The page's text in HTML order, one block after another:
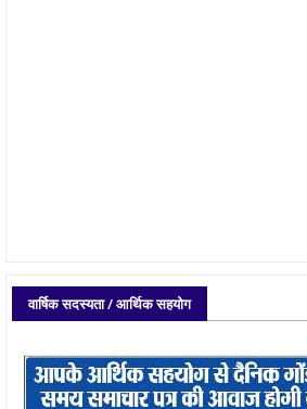
वार्षिक सदस्यता / आर्थिक सहयोग